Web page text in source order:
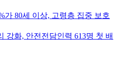
가 80세 이상, 고령층 집중 보호
강화, 안전전담인력 613명 첫 배